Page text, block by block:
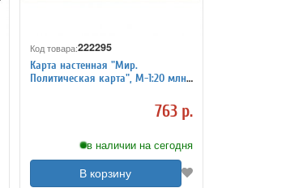
Код товара:222295
Карта настенная "Мир.
Политическая карта", М-1:20 млн.,
763 р.
в наличии на сегодня
В корзину